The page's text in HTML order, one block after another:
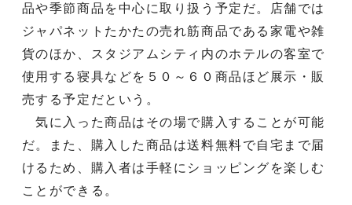
品や季節商品を中心に取り扱う予定だ。店舗では
ジャパネットたかたの売れ筋商品である家電や雑
貨のほか、スタジアムシティ内のホテルの客室で
使用する寝具などを５０～６０商品ほど展示・販
売する予定だという。
気に入った商品はその場で購入することが可能
だ。また、購入した商品は送料無料で自宅まで届
けるため、購入者は手軽にショッピングを楽しむ
ことができる。